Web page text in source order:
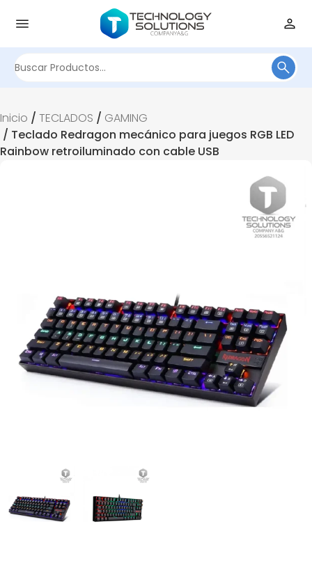
Inicio / TECLADOS / GAMING
/ Teclado Redragon mecánico para juegos RGB LED
Rainbow retroiluminado con cable USB